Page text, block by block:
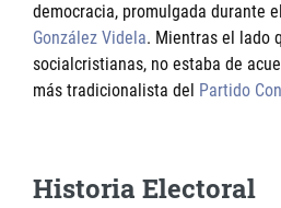
democracia, promulgada durante
González Videla. Mientras el lado
socialcristianas, no estaba de
más tradicionalista del Partido
Historia Electoral